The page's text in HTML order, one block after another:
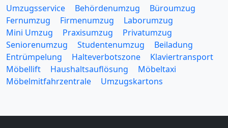
Umzugsservice Behördenumzug
Büroumzug
Fernumzug
Firmenumzug
Laborumzug
Mini Umzug
Praxisumzug
Privatumzug
Seniorenumzug
Studentenumzug
Beiladung
Entrümpelung
Halteverbotszone
Klaviertransport
Möbellift
Haushaltsauflösung
Möbeltaxi
Möbelmitfahrzentrale
Umzugskartons